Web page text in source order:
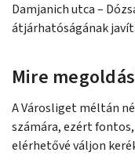
Damjanich utca –
átjárhatóságának
Mire
A Városliget méltán
számára, ezért
elérhetővé váljon